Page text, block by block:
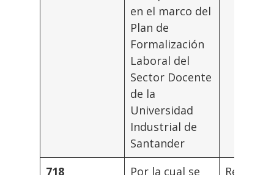
en el marco del
Plan de
Formalización
Laboral del
Sector Docente
de la
Universidad
Industrial de
Santander
718
Por la cual se
Rector